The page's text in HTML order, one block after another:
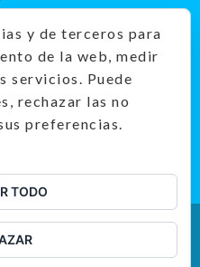
didácticos
por:
y de terceros para
de la web, medir
servicios. Puede
rechazar las no
preferencias.
TODO